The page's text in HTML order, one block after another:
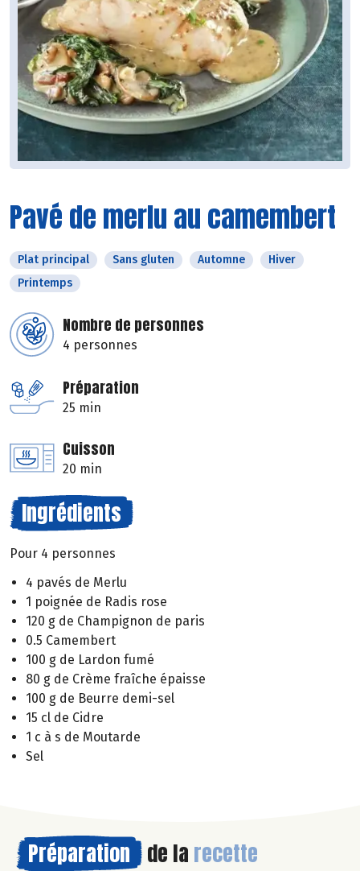
Pavé de merlu au camembert
Plat principal Sans gluten Automne
Hiver
Printemps
Nombre de personnes
4 personnes
Préparation
25 min
Cuisson
20 min
Ingrédients
Pour 4 personnes
4 pavés de Merlu
1 poignée de Radis rose
120 g de Champignon de paris
0.5 Camembert
100 g de Lardon fumé
80 g de Crème fraîche épaisse
100 g de Beurre demi-sel
15 cl de Cidre
1 c à s de Moutarde
Sel
Préparation de la recette